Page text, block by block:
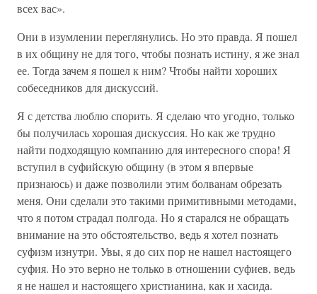
всех вас».
Они в изумлении переглянулись. Но это правда. Я пошел
в их общину не для того, чтобы познать истину, я же знал
ее. Тогда зачем я пошел к ним? Чтобы найти хороших
собеседников для дискуссий.
Я с детства люблю спорить. Я сделаю что угодно, только
бы получилась хорошая дискуссия. Но как же трудно
найти подходящую компанию для интересного спора! Я
вступил в суфийскую общину (в этом я впервые
признаюсь) и даже позволили этим болванам обрезать
меня. Они сделали это такими примитивными методами,
что я потом страдал полгода. Но я старался не обращать
внимание на это обстоятельство, ведь я хотел познать
суфизм изнутри. Увы, я до сих пор не нашел настоящего
суфия. Но это верно не только в отношении суфиев, ведь
я не нашел и настоящего христианина, как и хасида.